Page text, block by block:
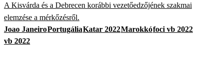
A Kisvárda és a Debrecen korábbi vezetőedzőjének szakmai
elemzése a mérkőzésről.
Joao JaneiroPortugáliaKatar 2022Marokkófoci vb 2022
vb 2022